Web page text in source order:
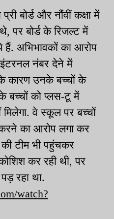
बोर्ड और नौंवीं कक्षा में
पर बोर्ड के रिजल्ट में
हैं. अभिभावकों का आरोप
नंबर देने में
कारण उनके बच्चों के
को प्लस-टू में
वे स्कूल पर बच्चों
का आरोप लगा कर
की टीम भी पहुंचकर
कर रही थी, पर
रहा था.
watch?